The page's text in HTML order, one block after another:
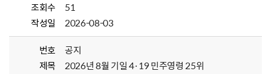
조회수
51
작성일
2026-08-03
번호
공지
제목
2026년 8월 기일 4·19 민주영령 25위